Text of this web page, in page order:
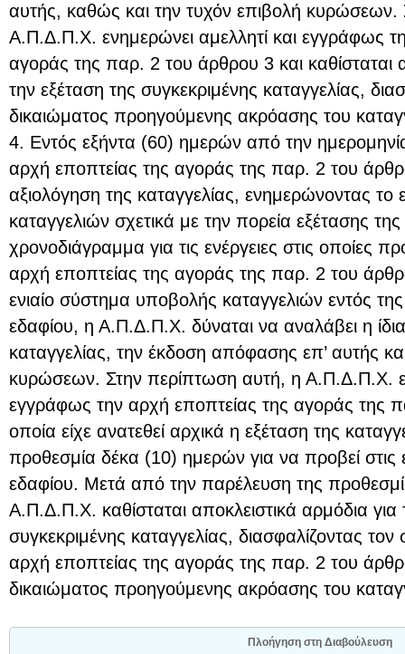
αυτής, καθώς και την τυχόν επιβολή
Α.Π.Δ.Π.Χ. ενημερώνει αμελλητί και εγγράφως
αγοράς της παρ. 2 του άρθρου 3 και καθίσταται
την εξέταση της συγκεκριμένης καταγγελίας,
δικαιώματος προηγούμενης ακρόασης του
4. Εντός εξήντα (60) ημερών από την
αρχή εποπτείας της αγοράς της παρ. 2 του
αξιολόγηση της καταγγελίας, ενημερώνοντας το
καταγγελιών σχετικά με την πορεία εξέτασης
χρονοδιάγραμμα για τις ενέργειες στις οποίες
αρχή εποπτείας της αγοράς της παρ. 2 του
ενιαίο σύστημα υποβολής καταγγελιών εντός
εδαφίου, η Α.Π.Δ.Π.Χ. δύναται να αναλάβει η
καταγγελίας, την έκδοση απόφασης επ’ αυτής
κυρώσεων. Στην περίπτωση αυτή, η Α.Π.Δ.Π.Χ.
εγγράφως την αρχή εποπτείας της αγοράς της
οποία είχε ανατεθεί αρχικά η εξέταση της
προθεσμία δέκα (10) ημερών για να προβεί στις
εδαφίου. Μετά από την παρέλευση της
Α.Π.Δ.Π.Χ. καθίσταται αποκλειστικά αρμόδια για
συγκεκριμένης καταγγελίας, διασφαλίζοντας τον
αρχή εποπτείας της αγοράς της παρ. 2 του
δικαιώματος προηγούμενης ακρόασης του
Πλοήγηση στη Διαβούλευση